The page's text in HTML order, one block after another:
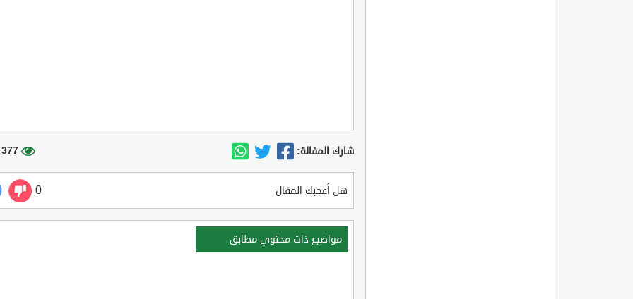
شارك المقالة: 377 مشاهدة
هل أعجبك المقال 0
مواضيع ذات محتوي مطابق